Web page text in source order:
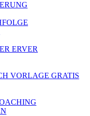
ERVER
VORLAGE GRATIS